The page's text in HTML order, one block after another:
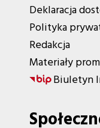
Deklaracja
Polityka
Redakcja
Materiały
Biuletyn